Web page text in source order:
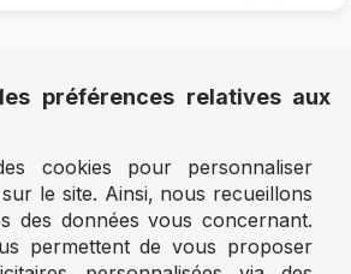
Bluebird Puzzle
11,95€
préférences relatives aux
cookies pour personnaliser
le site. Ainsi, nous recueillons
des données vous concernant.
permettent de vous proposer